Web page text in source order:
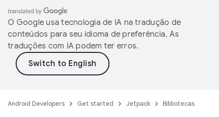
O Google usa tecnologia de IA na tradução de
conteúdos para seu idioma de preferência. As
traduções com IA podem ter erros.
Android Developers Get started Jetpack Bibliotecas